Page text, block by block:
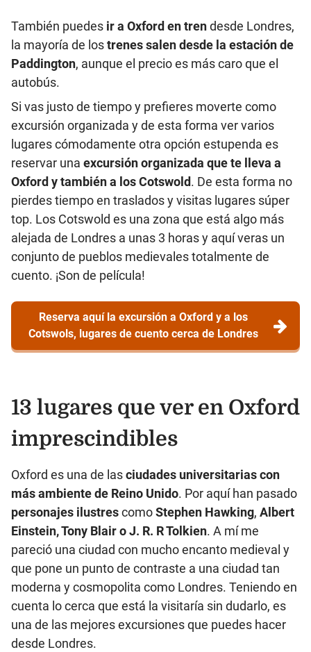
También puedes ir a Oxford en trendesde Londres,
la mayoría de lostrenes salen desde la estación de
Paddington, aunque el precio es más caro que el
autobús.
Si vas justo de tiempo y prefieres moverte como
excursión organizada y de esta forma ver varios
lugares cómodamente otra opción estupenda es
reservar una excursión organizada que te lleva a
Oxford y también a los Cotswold. De esta forma no
pierdes tiempo en traslados y visitas lugares súper
top. Los Cotswold es una zona que está algo más
alejada de Londres a unas 3 horas y aquí veras un
conjunto de pueblos medievales totalmente de
cuento. ¡Son de película!
Reserva aquí la excursión a Oxford y a los
Cotswols, lugares de cuento cerca de Londres
13 lugares que ver en Oxford
imprescindibles
Oxford es una de lasciudades universitarias con
más ambiente de Reino Unido. Por aquí han pasado
personajes ilustrescomoStephen Hawking, Albert
Einstein, Tony Blair o J. R. R Tolkien. A mí me
pareció una ciudad con mucho encanto medieval y
que pone un punto de contraste a una ciudad tan
moderna y cosmopolita como Londres. Teniendo en
cuenta lo cerca que está la visitaría sin dudarlo, es
una de las mejores excursiones que puedes hacer
desde Londres.